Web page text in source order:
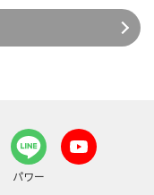
パワー